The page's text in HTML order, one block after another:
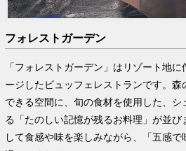
フォレストガーデン
「フォレストガーデン」はリゾート地
ージしたビュッフェレストランです。森
できる空間に、旬の食材を使用した、
る「たのしい記憶が残るお料理」が並
して食感や味を楽しみながら、「五感